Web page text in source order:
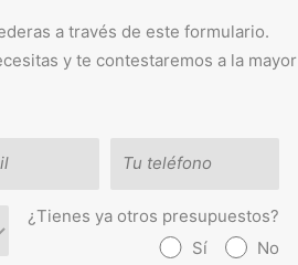
a través de este formulario.
y te contestaremos a la mayor
¿Tienes ya otros presupuestos?
Sí
No